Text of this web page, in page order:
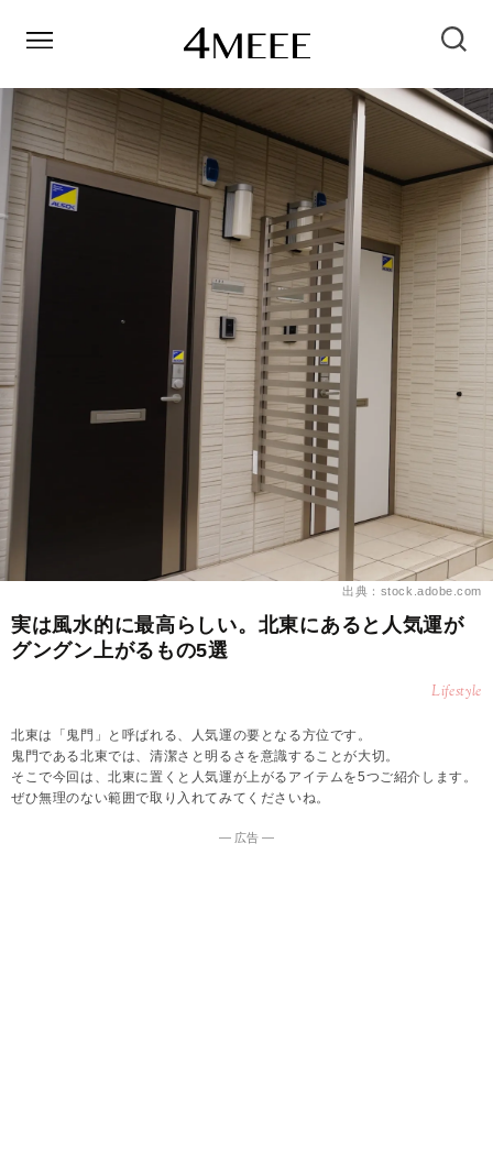
出典：stock.adobe.com
実は風水的に最高らしい。北東にあると人気運が
グングン上がるもの5選
Lifestyle
北東は「鬼門」と呼ばれる、人気運の要となる方位です。
鬼門である北東では、清潔さと明るさを意識することが大切。
そこで今回は、北東に置くと人気運が上がるアイテムを5つご紹介します。
ぜひ無理のない範囲で取り入れてみてくださいね。
― 広告 ―